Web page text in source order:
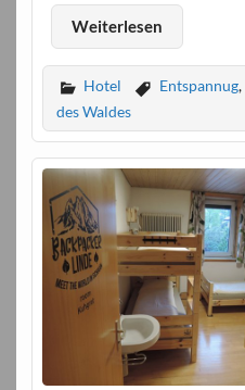
Weiterlesen
Hotel Entspannug,
des Waldes